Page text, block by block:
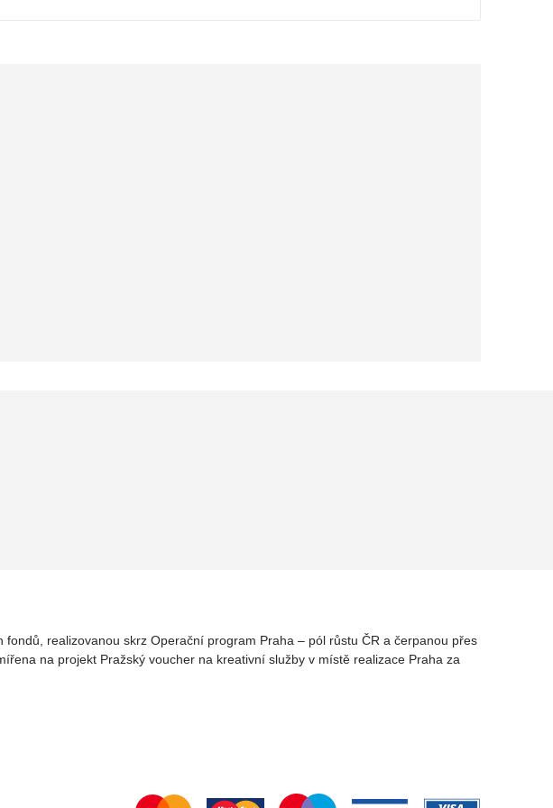
realizovanou skrz Operační program Praha – pól růstu ČR a čerpanou přes
na projekt Pražský voucher na kreativní služby v místě realizace Praha za